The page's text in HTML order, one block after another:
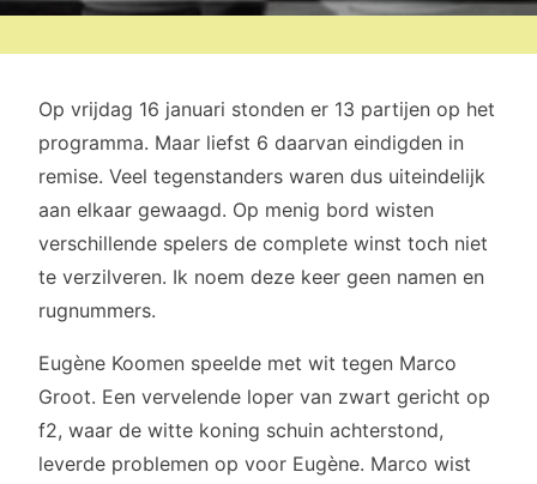
Op vrijdag 16 januari stonden er 13 partijen op het
programma. Maar liefst 6 daarvan eindigden in
remise. Veel tegenstanders waren dus uiteindelijk
aan elkaar gewaagd. Op menig bord wisten
verschillende spelers de complete winst toch niet
te verzilveren. Ik noem deze keer geen namen en
rugnummers.
Eugène Koomen speelde met wit tegen Marco
Groot. Een vervelende loper van zwart gericht op
f2, waar de witte koning schuin achterstond,
leverde problemen op voor Eugène. Marco wist